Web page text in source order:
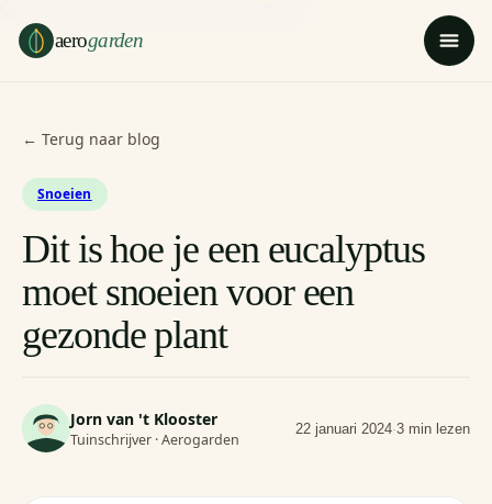
aerogarden
← Terug naar blog
Snoeien
Dit is hoe je een eucalyptus
moet snoeien voor een
gezonde plant
Jorn van 't Klooster
Tuinschrijver · Aerogarden
22 januari 2024·3 min lezen